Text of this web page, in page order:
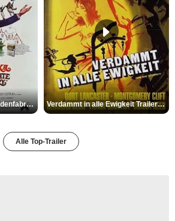
Charlie und die Schokoladenfabrik Trailer OV Verdammt in alle Ewigkeit Trailer OV
Alle Top-Trailer